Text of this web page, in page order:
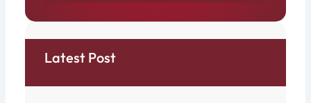
Latest Post